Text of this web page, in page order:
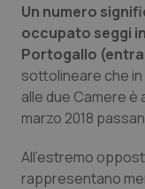
Sardegna
Sicilia
Toscana
Umbria
Malattia di
Obesità
Oftalmologia
Un numero
occupato seggi
Portogallo
sottolineare che
alle due Camere è
marzo 2018
All'estremo
rappresentano